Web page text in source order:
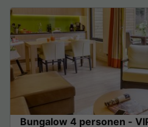
Bungalow 4 personen -